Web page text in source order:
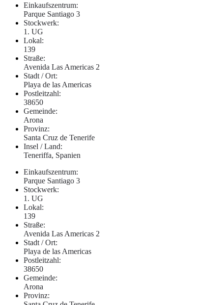
Einkaufszentrum:
Parque Santiago 3
Stockwerk:
1. UG
Lokal:
139
Straße:
Avenida Las Americas 2
Stadt / Ort:
Playa de las Americas
Postleitzahl:
38650
Gemeinde:
Arona
Provinz:
Santa Cruz de Tenerife
Insel / Land:
Teneriffa, Spanien
Einkaufszentrum:
Parque Santiago 3
Stockwerk:
1. UG
Lokal:
139
Straße:
Avenida Las Americas 2
Stadt / Ort:
Playa de las Americas
Postleitzahl:
38650
Gemeinde:
Arona
Provinz: